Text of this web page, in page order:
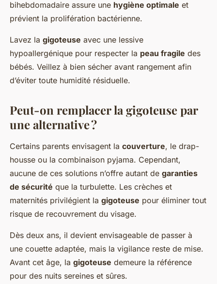
bihebdomadaire assure une hygiène optimale et
prévient la prolifération bactérienne.
Lavez la gigoteuse avec une lessive
hypoallergénique pour respecter la peau fragile des
bébés. Veillez à bien sécher avant rangement afin
d’éviter toute humidité résiduelle.
Peut-on remplacer la gigoteuse par
une alternative ?
Certains parents envisagent la couverture, le drap-
housse ou la combinaison pyjama. Cependant,
aucune de ces solutions n’offre autant de garanties
de sécurité que la turbulette. Les crèches et
maternités privilégient la gigoteuse pour éliminer tout
risque de recouvrement du visage.
Dès deux ans, il devient envisageable de passer à
une couette adaptée, mais la vigilance reste de mise.
Avant cet âge, la gigoteuse demeure la référence
pour des nuits sereines et sûres.